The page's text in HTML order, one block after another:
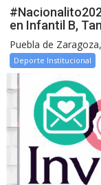
en Infantil B,
Puebla de
Deporte Institucional